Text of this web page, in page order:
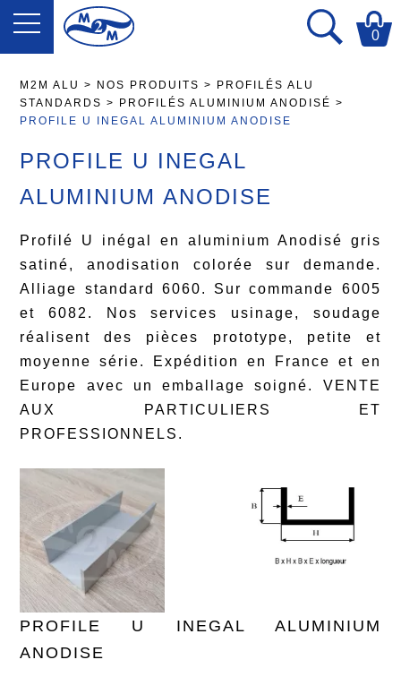
0
M2M ALU > NOS PRODUITS >
PROFILÉS ALU
STANDARDS > PROFILÉS ALUMINIUM ANODISÉ >
PROFILE U INEGAL ALUMINIUM ANODISE
PROFILE U INEGAL
ALUMINIUM ANODISE
Profilé U inégal en aluminium Anodisé gris
satiné, anodisation colorée sur demande.
Alliage standard 6060. Sur commande 6005
et 6082. Nos services usinage, soudage
réalisent des pièces prototype, petite et
moyenne série. Expédition en France et en
Europe avec un emballage soigné. VENTE
AUX PARTICULIERS ET
PROFESSIONNELS.
PROFILE U INEGAL ALUMINIUM
ANODISE